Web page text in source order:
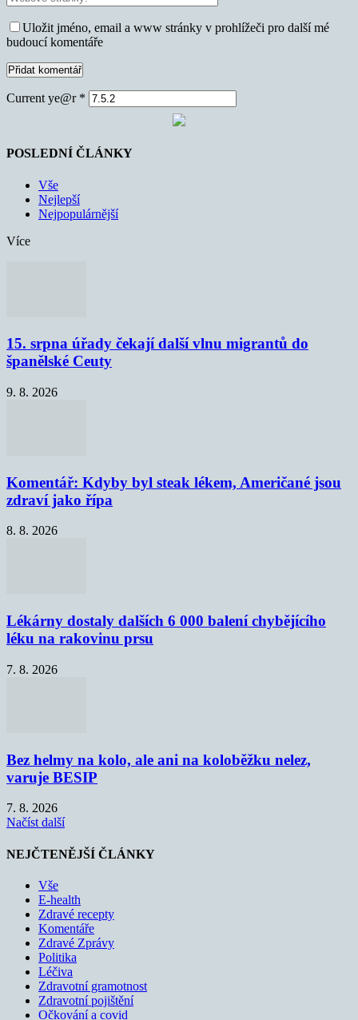
Uložit jméno, email a www stránky v prohlížeči pro další mé
budoucí komentáře
Current ye@r *
POSLEDNÍ ČLÁNKY
Vše
Nejlepší
Nejpopulárnější
Více
15. srpna úřady čekají další vlnu migrantů do
španělské Ceuty
9. 8. 2026
Komentář: Kdyby byl steak lékem, Američané jsou
zdraví jako řípa
8. 8. 2026
Lékárny dostaly dalších 6 000 balení chybějícího
léku na rakovinu prsu
7. 8. 2026
Bez helmy na kolo, ale ani na koloběžku nelez,
varuje BESIP
7. 8. 2026
Načíst další
NEJČTENĚJŠÍ ČLÁNKY
Vše
E-health
Zdravé recepty
Komentáře
Zdravé Zprávy
Politika
Léčiva
Zdravotní gramotnost
Zdravotní pojištění
Očkování a covid